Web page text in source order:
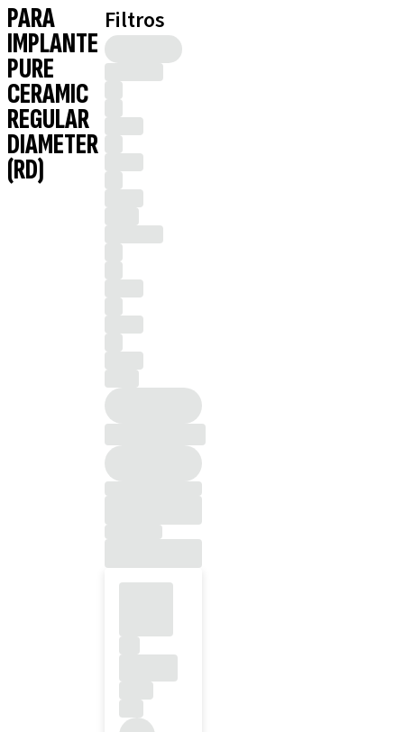
PARA
IMPLANTE
PURE
CERAMIC
REGULAR
DIAMETER
(RD)
Filtros